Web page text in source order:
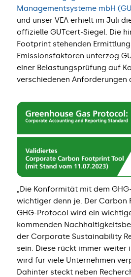
Managementsysteme mbH
und unser VEA erhielt im Juli
offizielle GUTcert-Siegel. Die
Footprint stehenden
Emissionsfaktoren unterzog
einer Belastungsprüfung auf
verschiedenen Anforderungen
„Die Konformität mit dem
wichtiger denn je. Der Carbon
GHG-Protocol wird ein
kommenden
der Corporate Sustainability
sein. Diese rückt immer weiter
wird für viele Unternehmen
Dahinter steckt neben